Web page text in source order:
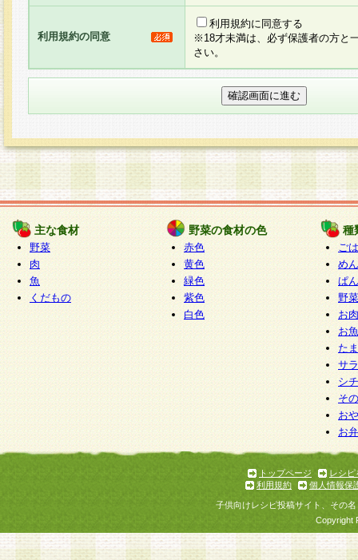
りま す。
3.当社は、会員の事前の承諾を得ることなく、当
方 法・手段にて、本規約を任意に制定、変更ま
きるものとします。改定後の本規約等は、本規約
に掲示したときに、その 他の諸規定については
てその効力を生じるものとします。
4.本規約は、会員登録希望者による会員登録手続
の当社による会員登録の承認が完了した時点で会
たものとみなされ、会員に対して適用されるもの
5.当社がお聞きする個人情報は、すべて会員登録
で提 供いただいたものと考えております。従っ
自らの個人情報の提供を希望されない場合には、
をお預かりいたしません が、提供されないこと
商品やサービス等をご利用いただけない場合があ
了承ください。
6.当社は、お客様から当社が保有している個人情
加・ 利用停止等を求められた場合には、ご本人
て確認できた場合に限り、法令に準拠して合理的
いただきます。なお、開示 請求等の請求先は個
ります。
1.会員とは、本規約等を承諾のうえ、当社所定の
了し、当社が承認した者、グループとします。な
が以下に該当する場合は会員登録をすることがで
利用規約の同意
利用規約に同意する
※18才未満は、必ず保護者の方と
さい。
主な食材
野菜
肉
魚
くだもの
野菜の食材の色
赤色
黄色
緑色
紫色
白色
種
ご
めん
ぱん
野
お
お
た
サ
シ
そ
お
お
トップページ
レシピ
利用規約
個人情報保
子供向けレシピ投稿サイト、その
Copyright